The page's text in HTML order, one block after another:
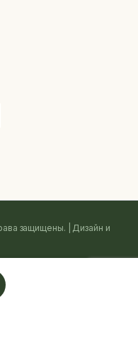
защищены. | Дизайн и
использования